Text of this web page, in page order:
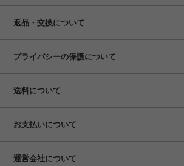
返品・交換について
プライバシーの保護について
送料について
お支払いについて
運営会社について